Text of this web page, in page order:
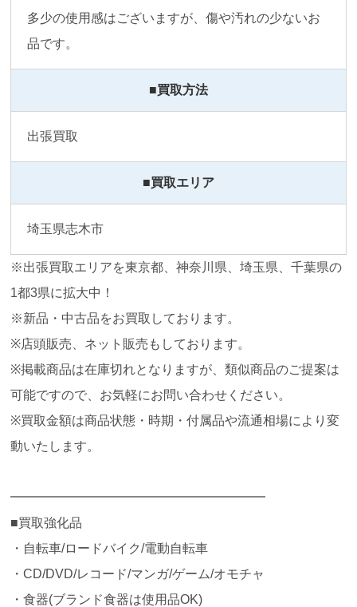
多少の使用感はございますが、傷や汚れの少ないお
品です。
■買取方法
出張買取
■買取エリア
埼玉県志木市
※出張買取エリアを東京都、神奈川県、埼玉県、千葉県の
1都3県に拡大中！
※新品・中古品をお買取しております。
※店頭販売、ネット販売もしております。
※掲載商品は在庫切れとなりますが、類似商品のご提案は
可能ですので、お気軽にお問い合わせください。
※買取金額は商品状態・時期・付属品や流通相場により変
動いたします。
━━━━━━━━━━━━━━━━━━━━
■買取強化品
・自転車/ロードバイク/電動自転車
・CD/DVD/レコード/マンガ/ゲーム/オモチャ
・食器(ブランド食器は使用品OK)